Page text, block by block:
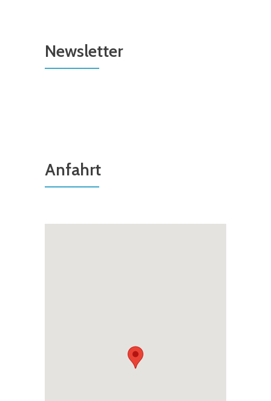
Newsletter
Anfahrt